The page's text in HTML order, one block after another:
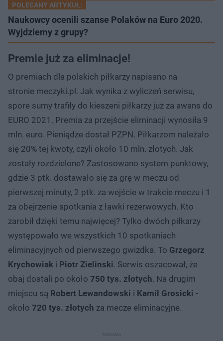
POLECANY ARTYKUŁ:
Naukowcy ocenili szanse Polaków na Euro 2020.
Wyjdziemy z grupy?
Premie już za eliminacje!
O premiach dla polskich piłkarzy napisano na
stronie meczyki.pl. Jak wynika z wyliczeń serwisu,
spore sumy trafiły do kieszeni piłkarzy już za awans do
EURO 2021. Premia za przejście eliminacji wynosiła 9
mln. euro. Pieniądze dostał PZPN. Piłkarzom należało
się 20% tej kwoty, czyli około 10 mln. złotych. Jak
zostały rozdzielone? Zastosowano system punktowy,
gdzie 3 ptk. dostawało się za grę w meczu od
pierwszej minuty, 2 ptk. za wejście w trakcie meczu i 1
za obejrzenie spotkania z ławki rezerwowych. Kto
zarobił dzięki temu najwięcej? Tylko dwóch piłkarzy
występowało we wszystkich 10 spotkaniach
eliminacyjnych od pierwszego gwizdka. To Grzegorz
Krychowiak i Piotr Zielinski. Serwis oszacował, że
obaj dostali po około 750 tys. złotych. Na drugim
miejscu są Robert Lewandowski i Kamil Grosicki -
około 720 tys. złotych za mecze eliminacyjne.